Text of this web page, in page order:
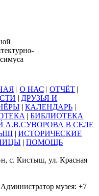
| О НАС | ОТЧЁТ |
| ДРУЗЬЯ И
| КАЛЕНДАРЬ |
| БИБЛИОТЕКА |
А.В.СУВОРОВА В СЕЛЕ
| ИСТОРИЧЕСКИЕ
| ПОМОЩЬ
с. Кистыш, ул. Красная
музея: +7